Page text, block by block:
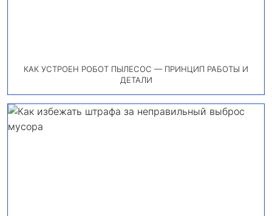
КАК УСТРОЕН РОБОТ ПЫЛЕСОС — ПРИНЦИП РАБОТЫ И
ДЕТАЛИ